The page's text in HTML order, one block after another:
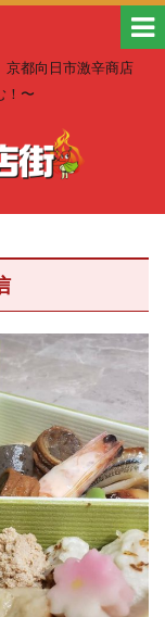
京都向日市激辛商店
！〜